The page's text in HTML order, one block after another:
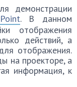
демонстрации
. В данном
отображения
действий, а
отображения.
на проекторе, а
информация, к